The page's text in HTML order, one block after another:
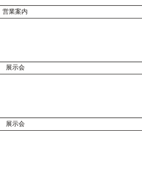
営業案内
展示会
展示会